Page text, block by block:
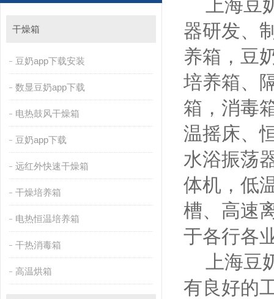
干燥箱
豆奶app下载安装
数显豆奶app下载
电热鼓风干燥箱
豆奶app下载
远红外快速干燥箱
干燥培养箱
电热恒温培养箱
干热消毒箱
高温烘箱
上海豆奶
器研发
养箱，
培养箱
箱，消毒
温摇床
水浴振荡器
体机
槽、高
于各行各业
上海豆奶
有良好的